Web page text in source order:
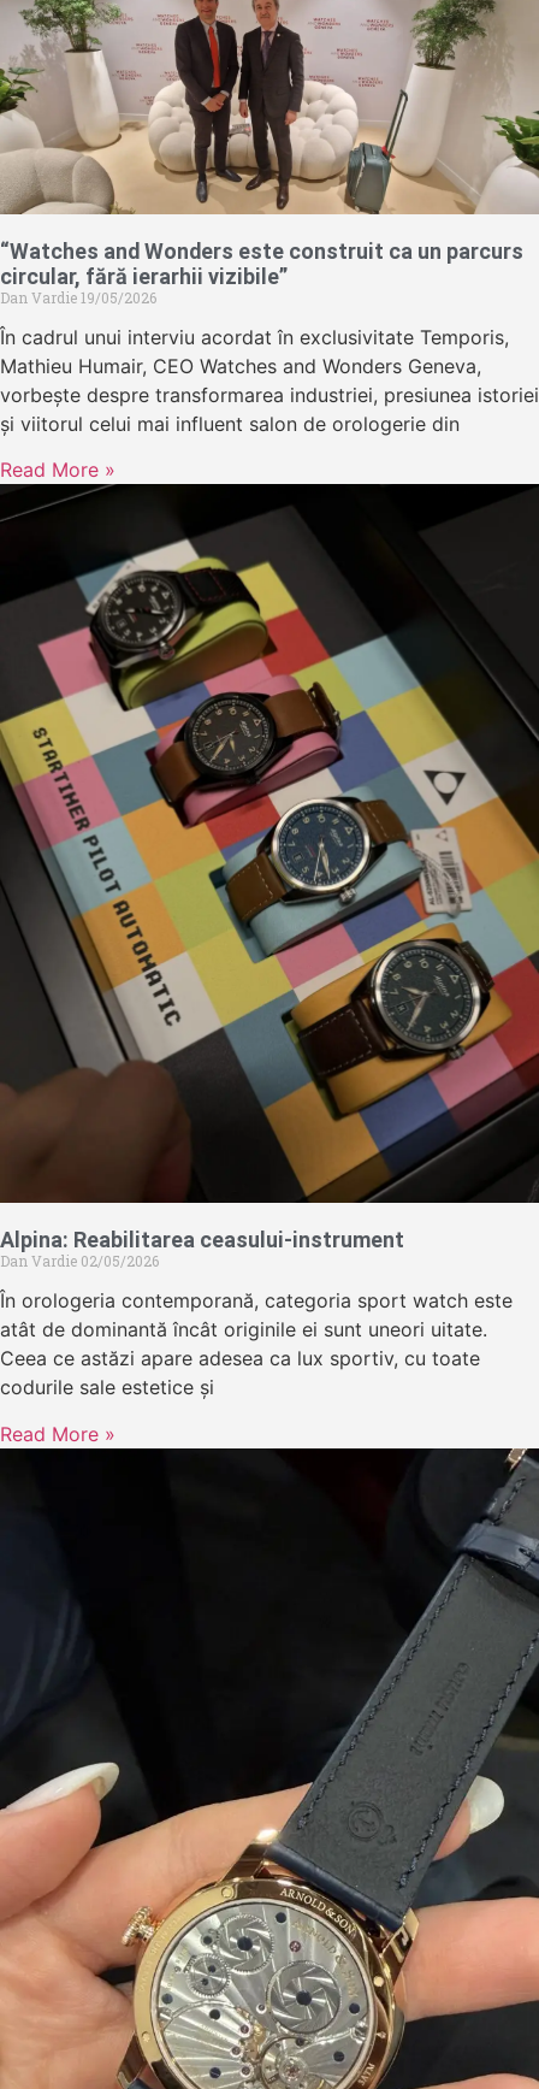
“Watches and Wonders este construit ca un parcurs
circular, fără ierarhii vizibile”
Dan Vardie19/05/2026
În cadrul unui interviu acordat în exclusivitate Temporis,
Mathieu Humair, CEO Watches and Wonders Geneva,
vorbește despre transformarea industriei, presiunea istoriei
și viitorul celui mai influent salon de orologerie din
Read More »
Alpina: Reabilitarea ceasului-instrument
Dan Vardie 02/05/2026
În orologeria contemporană, categoria sport watch este
atât de dominantă încât originile ei sunt uneori uitate.
Ceea ce astăzi apare adesea ca lux sportiv, cu toate
codurile sale estetice și
Read More »